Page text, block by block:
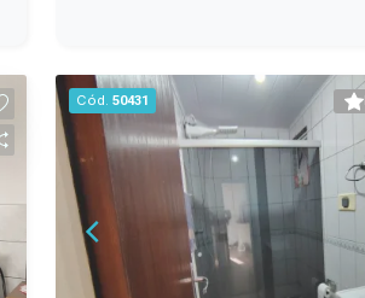
Cód. 50431